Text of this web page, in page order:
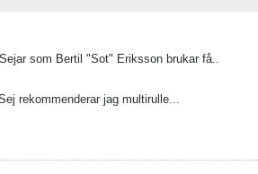
som Bertil "Sot" Eriksson brukar få..
rekommenderar jag multirulle...